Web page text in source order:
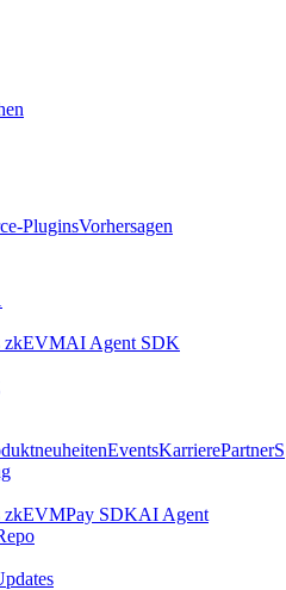
PluginsVorhersagen
zkEVMAI Agent SDK
EventsKarrierePartnerS
zkEVMPay SDKAI Agent